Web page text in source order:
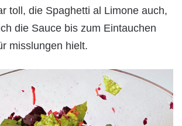
toll, die Spaghetti al Limone auch,
die Sauce bis zum Eintauchen
misslungen hielt.